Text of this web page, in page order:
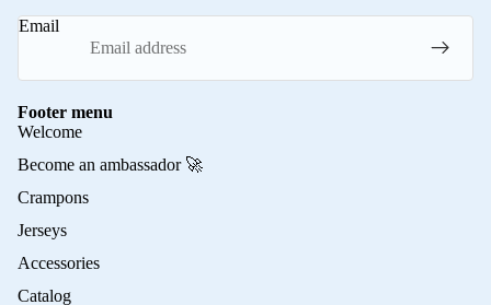
Email
Footer menu
Welcome
Become an ambassador 🚀
Crampons
Jerseys
Accessories
Catalog